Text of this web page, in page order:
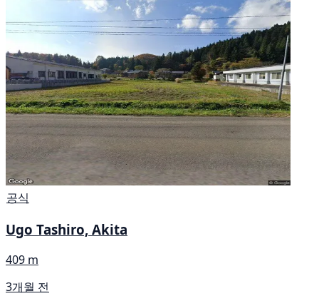
공식
Ugo Tashiro, Akita
409 m
3개월 전